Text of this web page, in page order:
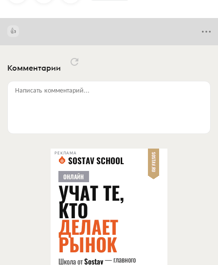
Комментарии
Написать комментарий...
РЕКЛАМА